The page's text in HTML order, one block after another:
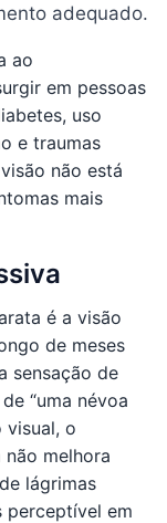
adequado.
ao
em pessoas
uso
e traumas
não está
mais
é a visão
de meses
sensação de
“uma névoa
visual, o
melhora
lágrimas
perceptível em